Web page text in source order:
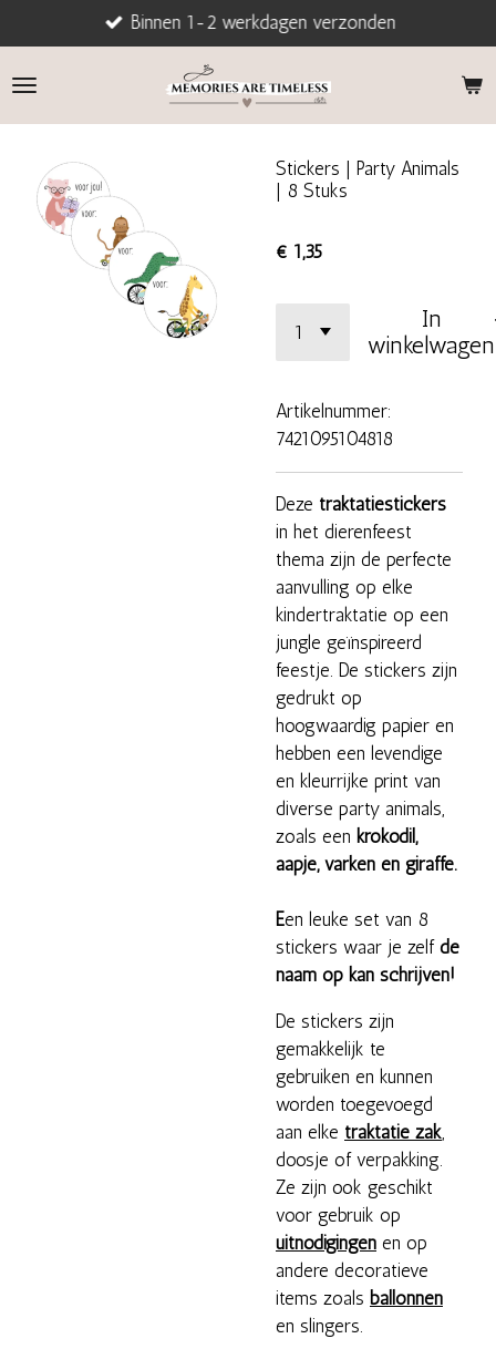
direct
naar
Binnen 1-2 werkdagen verzonden
Stickers | Party Animals
| 8 Stuks
€ 1,35
In
winkelwagen
Artikelnummer:
7421095104818
Deze traktatiestickers
in het dierenfeest
thema zijn de perfecte
aanvulling op elke
kindertraktatie op een
jungle geïnspireerd
feestje. De stickers zijn
gedrukt op
hoogwaardig papier en
hebben een levendige
en kleurrijke print van
diverse party animals,
zoals een krokodil,
aapje, varken en giraffe.
Een leuke set van 8
stickers waar je zelf de
naam op kan schrijven!
De stickers zijn
gemakkelijk te
gebruiken en kunnen
worden toegevoegd
aan elke traktatie zak,
doosje of verpakking.
Ze zijn ook geschikt
voor gebruik op
uitnodigingen en op
andere decoratieve
items zoals ballonnen
en slingers.